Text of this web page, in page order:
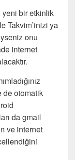
yeni bir etkinlik
Takvim’inizi ya
onu
internet
de otomatik
da gmail
ve internet